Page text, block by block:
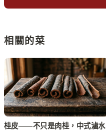
相關的菜
桂皮——不只是肉桂，中式滷水